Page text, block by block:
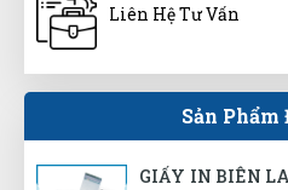
XH
(Đánh giá 1 năm trước)
Sản phẩm dùng được, phù
Liên Hệ Tư Vấn
Sản Phẩm
GIẤY IN BIÊN